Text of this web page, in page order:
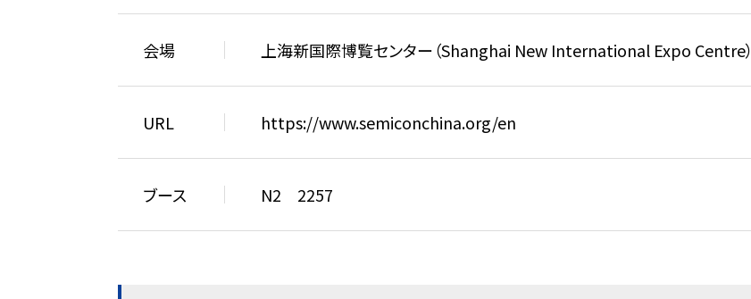
会場 上海新国際博覧センター（Shanghai New International Expo Centre）
URL https://www.semiconchina.org/en
ブース N2 2257